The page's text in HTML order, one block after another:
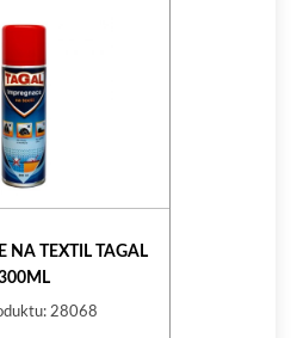
NA TEXTIL TAGAL
28068